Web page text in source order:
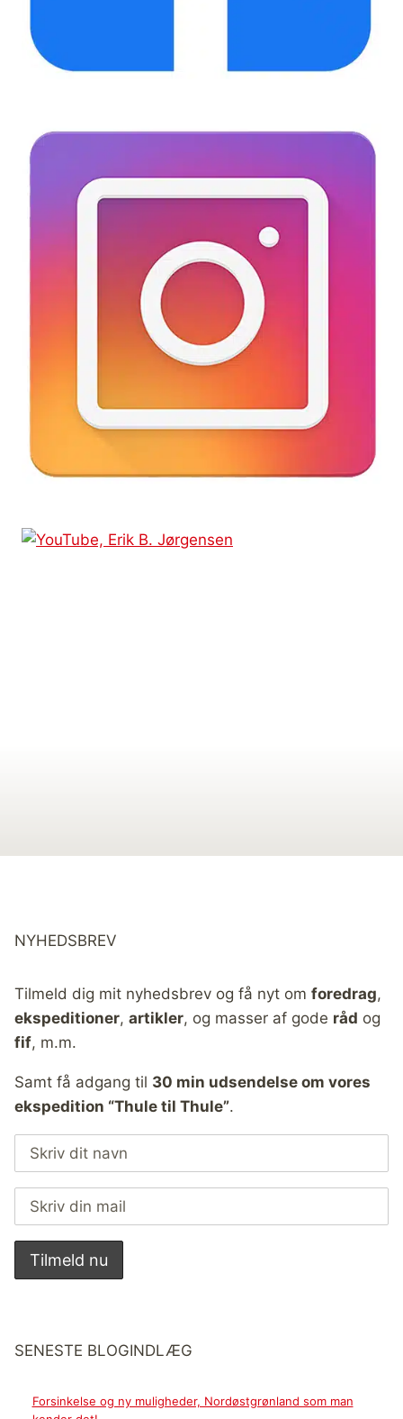
NYHEDSBREV
Tilmeld dig mit nyhedsbrev og få nyt om foredrag,
ekspeditioner, artikler, og masser af gode råd og
fif, m.m.
Samt få adgang til 30 min udsendelse om vores
ekspedition “Thule til Thule”.
SENESTE BLOGINDLÆG
Forsinkelse og ny muligheder, Nordøstgrønland som man